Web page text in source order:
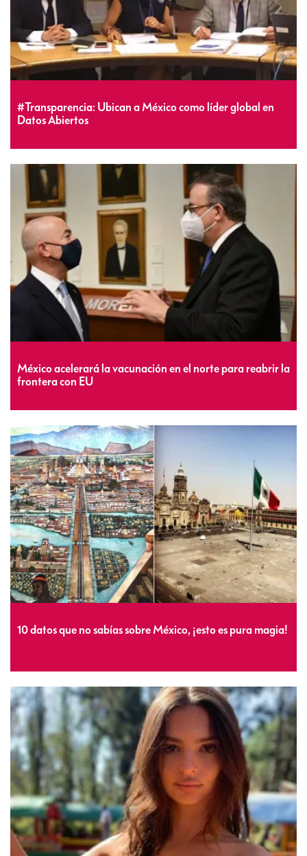
#Transparencia: Ubican a México como líder global en
Datos Abiertos
México acelerará la vacunación en el norte para reabrir la
frontera con EU
10 datos que no sabías sobre México, ¡esto es pura magia!